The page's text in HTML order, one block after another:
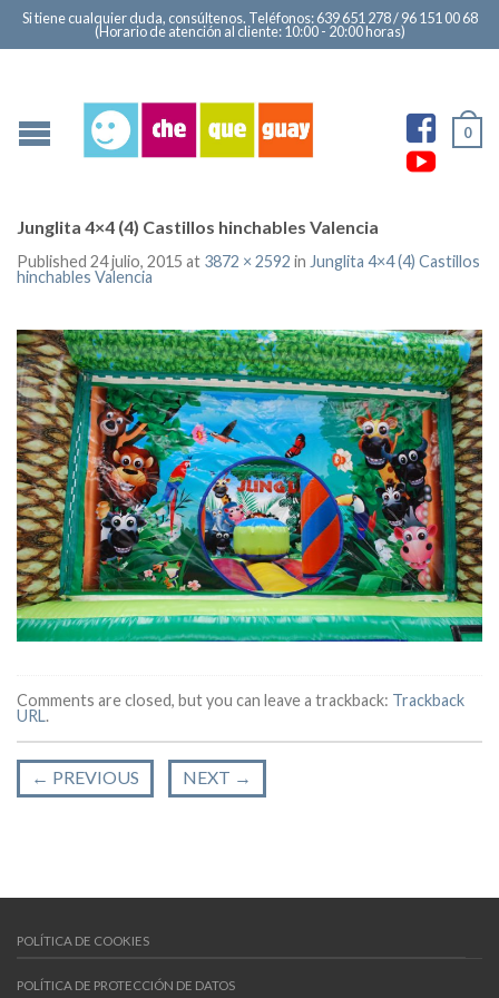
Si tiene cualquier duda, consúltenos. Teléfonos: 639 651 278 / 96 151 00 68
(Horario de atención al cliente: 10:00 - 20:00 horas)
Ver
en
0
Junglita 4×4 (4) Castillos hinchables Valencia
Published 24 julio, 2015 at 3872 × 2592 in Junglita 4×4 (4) Castillos
hinchables Valencia
Comments are closed, but you can leave a trackback: Trackback
URL.
← PREVIOUS NEXT →
POLÍTICA DE COOKIES
POLÍTICA DE PROTECCIÓN DE DATOS